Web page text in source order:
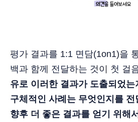
평가 결과를 1:1 면담(1on1)을
백과 함께 전달하는 것이 첫 걸
유로 이러한 결과가 도출되었
구체적인 사례는 무엇인지를 전
향후 더 좋은 결과를 얻기 위해